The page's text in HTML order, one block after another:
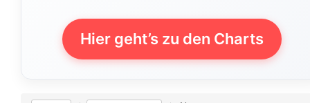
Hier geht’s zu den Charts